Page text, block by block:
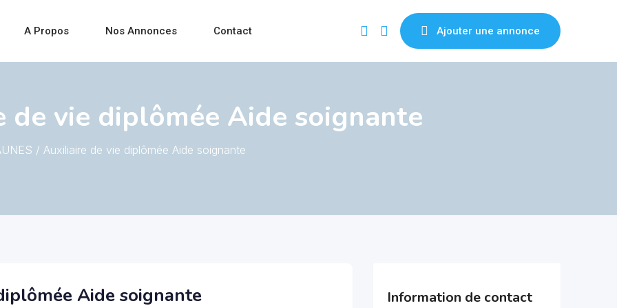
A Propos Nos Annonces Contact Ajouter une annonce
de vie diplômée Aide soignante
/ Auxiliaire de vie diplômée Aide soignante
Aide soignante Information de contact